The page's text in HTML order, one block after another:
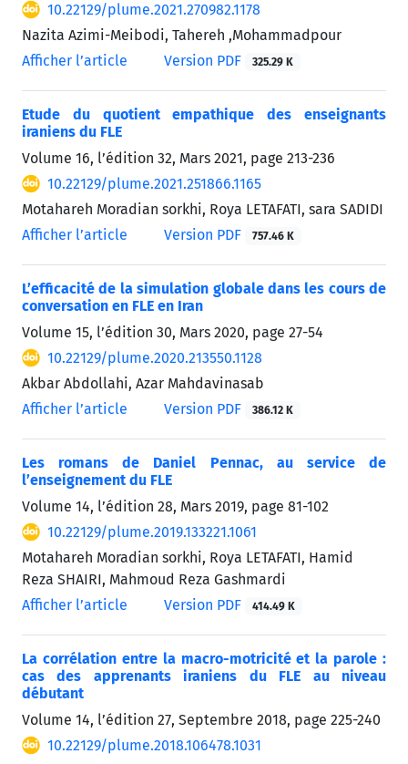
10.22129/plume.2021.270982.1178
Nazita Azimi-Meibodi, Tahereh ,Mohammadpour
Afficher l’article
Version PDF 325.29 K
Etude du quotient empathique des enseignants
iraniens du FLE
Volume 16, l’édition 32, Mars 2021, page 213-236
10.22129/plume.2021.251866.1165
Motahareh Moradian sorkhi, Roya LETAFATI, sara SADIDI
Afficher l’article
Version PDF 757.46 K
L’efficacité de la simulation globale dans les cours de
conversation en FLE en Iran
Volume 15, l’édition 30, Mars 2020, page 27-54
10.22129/plume.2020.213550.1128
Akbar Abdollahi, Azar Mahdavinasab
Afficher l’article
Version PDF 386.12 K
Les romans de Daniel Pennac, au service de
l’enseignement du FLE
Volume 14, l’édition 28, Mars 2019, page 81-102
10.22129/plume.2019.133221.1061
Motahareh Moradian sorkhi, Roya LETAFATI, Hamid
Reza SHAIRI, Mahmoud Reza Gashmardi
Afficher l’article
Version PDF 414.49 K
La corrélation entre la macro-motricité et la parole :
cas des apprenants iraniens du FLE au niveau
débutant
Volume 14, l’édition 27, Septembre 2018, page 225-240
10.22129/plume.2018.106478.1031